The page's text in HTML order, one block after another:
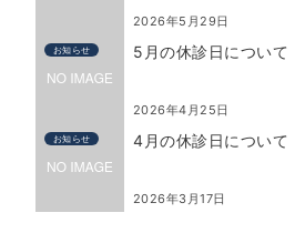
2026年5月29日
お知らせ 5月の休診日について
2026年4月25日
お知らせ 4月の休診日について
2026年3月17日